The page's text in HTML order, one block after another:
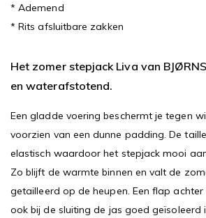
* Ademend
* Rits afsluitbare zakken
Het zomer stepjack Liva van
en waterafstotend.
Een gladde voering beschermt je tegen
voorzien van een dunne padding. De
elastisch waardoor het stepjack mooi
Zo blijft de warmte binnen en valt de
getailleerd op de heupen. Een flap
ook bij de sluiting de jas goed geïsoleerd